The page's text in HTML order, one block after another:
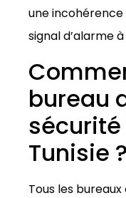
une
signal d’alarme
bureau
Tunisie ?
Tous les